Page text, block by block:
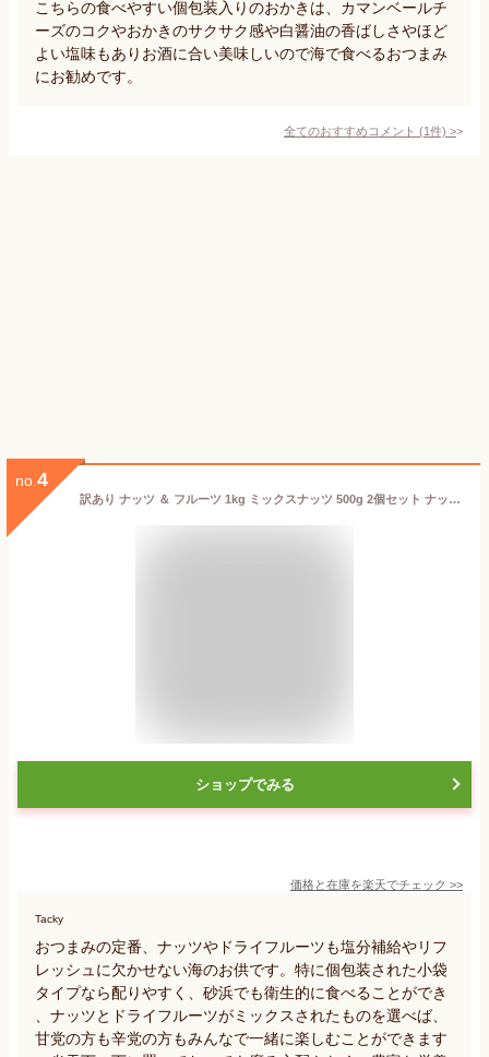
こちらの食べやすい個包装入りのおかきは、カマンベールチ
ーズのコクやおかきのサクサク感や白醤油の香ばしさやほど
よい塩味もありお酒に合い美味しいので海で食べるおつまみ
にお勧めです。
全てのおすすめコメント (1件) >
no. 4
訳あり ナッツ ＆ フルーツ 1kg ミックスナッツ 500g 2個セット ナッツ カシューナッツ アーモンド ドライフルーツ バナナチップ ナッツ小分け 規格外商品 徳用 久助 美容 健康 ダイエット 食物繊維 豊富 間食 アウトレット 食品 MDホールディングス 条件付き 送料無料
ショップでみる
価格と在庫を楽天でチェック >>
Tacky
おつまみの定番、ナッツやドライフルーツも塩分補給やリフ
レッシュに欠かせない海のお供です。特に個包装された小袋
タイプなら配りやすく、砂浜でも衛生的に食べることができ
、ナッツとドライフルーツがミックスされたものを選べば、
甘党の方も辛党の方もみんなで一緒に楽しむことができます